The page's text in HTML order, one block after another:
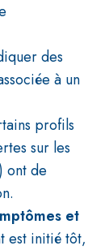
des
à un
profils
sur les
ont de
et
est initié tôt,